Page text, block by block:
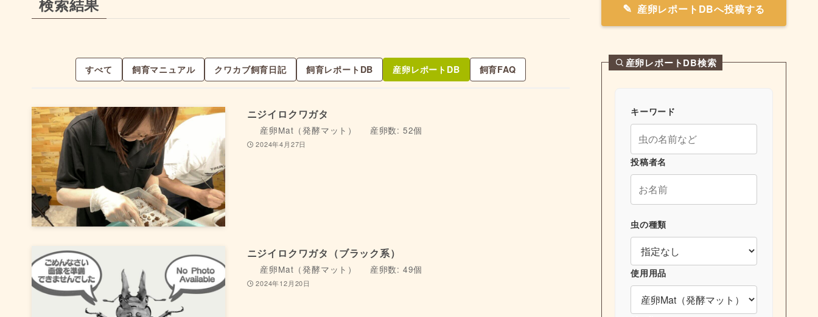
検索結果
すべて 飼育マニュアル クワカブ飼育日記 飼育レポートDB 産卵レポートDB 飼育FAQ
ニジイロクワガタ
産卵Mat（発酵マット） 産卵数: 52個
2024年4月27日
ニジイロクワガタ（ブラック系）
産卵Mat（発酵マット） 産卵数: 49個
2024年12月20日
産卵レポートDBへ投稿する
産卵レポートDB検索
キーワード
投稿者名
虫の種類
使用用品